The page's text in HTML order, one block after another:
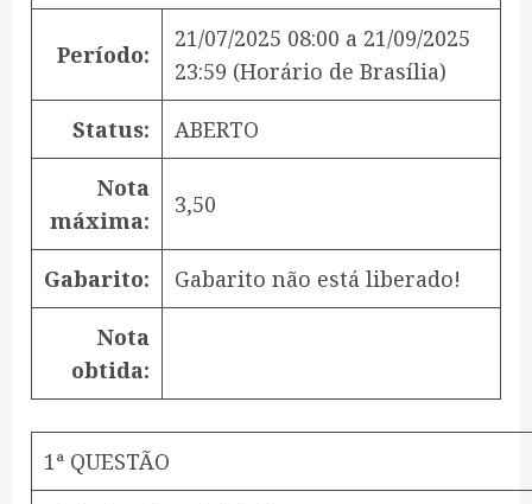
Período:
21/07/2025 08:00 a 21/09/2025
23:59 (Horário de Brasília)
Status: ABERTO
Nota
máxima:
3,50
Gabarito: Gabarito não está liberado!
Nota
obtida:
1ª QUESTÃO